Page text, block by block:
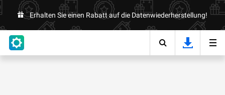
Erhalten Sie einen Rabatt auf die Datenwiederherstellung!